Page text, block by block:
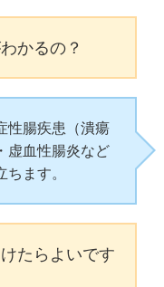
かるの？
性腸疾患（潰瘍
虚血性腸炎など
ます。
たらよいです